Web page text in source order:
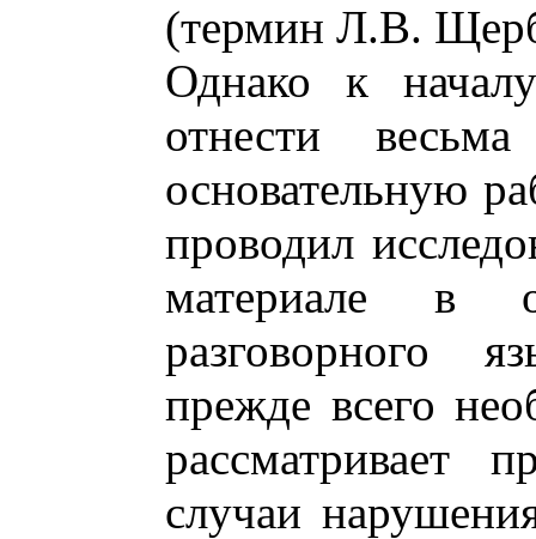
(термин Л.В.
Однако к
отнести
основательную
проводил
материале в
разговорного
прежде всего
рассматривает
случаи